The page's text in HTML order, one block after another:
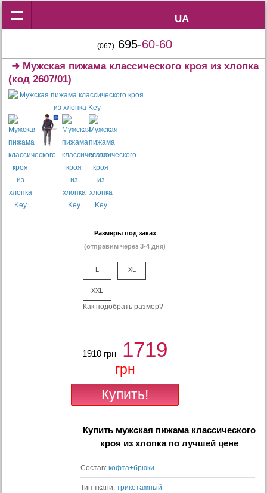
UA
UA
(067) 695-60-60
➜ Мужская пижама классического кроя из хлопка
(код 2607/01)
Размеры под заказ
(отправим через 3-4 дня)
L XL
XXL
Как подобрать размер?
1910 грн 1719
грн
Купить мужская пижама классического
кроя из хлопкапо лучшей цене
Состав: кофта+брюки
Тип ткани: трикотажный